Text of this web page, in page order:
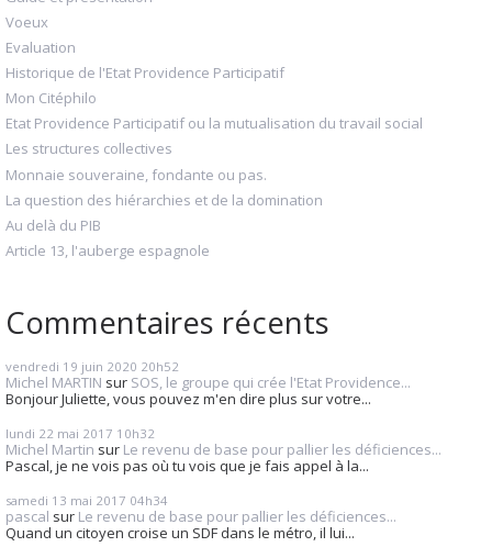
Voeux
Evaluation
Historique de l'Etat Providence Participatif
Mon Citéphilo
Etat Providence Participatif ou la mutualisation du travail social
Les structures collectives
Monnaie souveraine, fondante ou pas.
La question des hiérarchies et de la domination
Au delà du PIB
Article 13, l'auberge espagnole
Commentaires récents
vendredi 19 juin 2020 20h52
Michel MARTIN sur SOS, le groupe qui crée l'Etat Providence...
Bonjour Juliette, vous pouvez m'en dire plus sur votre...
lundi 22 mai 2017 10h32
Michel Martin sur Le revenu de base pour pallier les déficiences...
Pascal, je ne vois pas où tu vois que je fais appel à la...
samedi 13 mai 2017 04h34
pascal sur Le revenu de base pour pallier les déficiences...
Quand un citoyen croise un SDF dans le métro, il lui...